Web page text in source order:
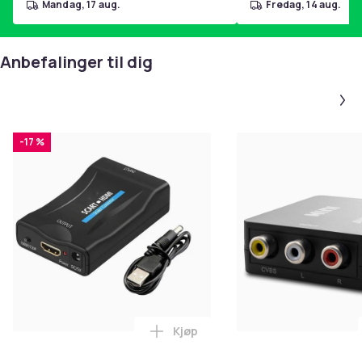
mandag, 17 aug. fredag, 14 aug.
Anbefalinger til dig
-17 %
Legg SCART til HDMI-omformer
Kjøp